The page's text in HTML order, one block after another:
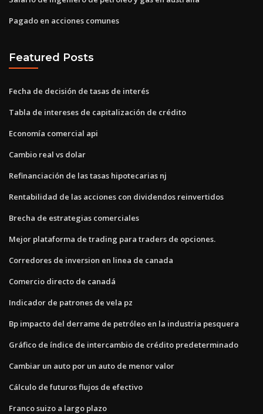
Pagado en acciones comunes
Featured Posts
Fecha de decisión de tasas de interés
Tabla de intereses de capitalización de crédito
Economía comercial api
Cambio real vs dolar
Refinanciación de las tasas hipotecarias nj
Rentabilidad de las acciones con dividendos reinvertidos
Brecha de estrategias comerciales
Mejor plataforma de trading para traders de opciones.
Corredores de inversion en linea de canada
Comercio directo de canadá
Indicador de patrones de vela pz
Bp impacto del derrame de petróleo en la industria pesquera
Gráfico de índice de intercambio de crédito predeterminado
Cambiar un auto por un auto de menor valor
Cálculo de futuros flujos de efectivo
Franco suizo a largo plazo